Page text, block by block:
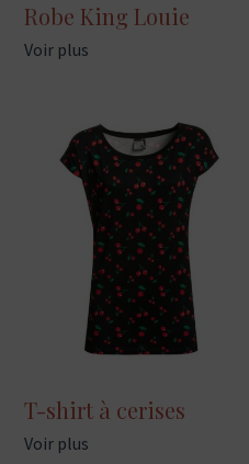
Robe King Louie
Voir plus
T-shirt à cerises
Voir plus